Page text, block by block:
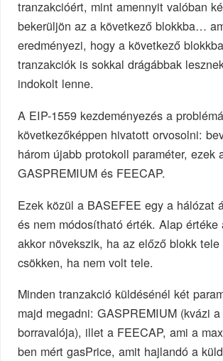
tranzakcióért, mint amennyit valóban
bekerüljön az a következő blokkba…
eredményezi, hogy a következő
tranzakciók is sokkal drágábbak
indokolt lenne.
A EIP-1559 kezdeményezés a
következőképpen hivatott orvosolni:
három újabb protokoll paraméter, ezek
GASPREMIUM és FEECAP.
Ezek közül a BASEFEE egy a hálózat
és nem módosítható érték. Alap értéke
akkor növekszik, ha az előző blokk
csökken, ha nem volt tele.
Minden tranzakció küldésénél két
majd megadni: GASPREMIUM (kvázi
borravalója), illet a FEECAP, ami a
ben mért gasPrice, amit hajlandó a